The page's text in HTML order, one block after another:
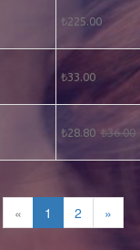
₺225.00
₺33.00
₺28.80 ₺36.00
« 1 2 »